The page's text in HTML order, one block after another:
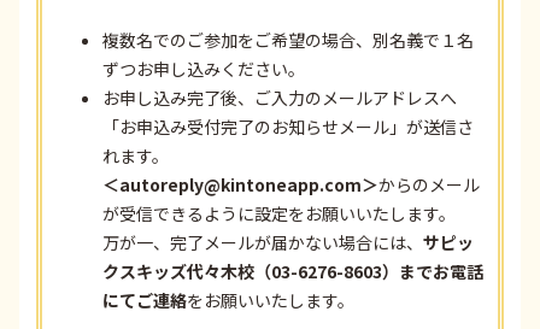
複数名でのご参加をご希望の場合、別名義で１名
ずつお申し込みください。
お申し込み完了後、ご入力のメールアドレスへ
「お申込み受付完了のお知らせメール」が送信さ
れます。
＜autoreply@kintoneapp.com＞からのメール
が受信できるように設定をお願いいたします。
万が一、完了メールが届かない場合には、 サピッ
クスキッズ代々木校（03-6276-8603）までお電話
にてご連絡をお願いいたします。